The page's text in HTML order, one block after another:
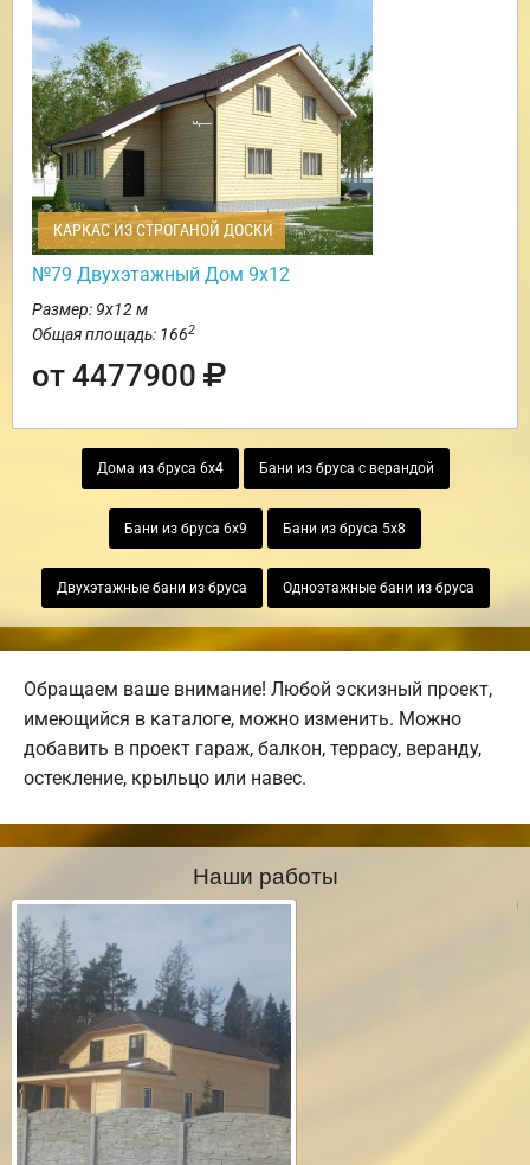
КАРКАС ИЗ СТРОГАНОЙ ДОСКИ
№79 Двухэтажный Дом 9х12
Размер: 9х12 м
Общая площадь: 1662
от 4477900
Дома из бруса 6х4 Бани из бруса с верандой
Бани из бруса 6х9 Бани из бруса 5х8
Двухэтажные бани из бруса Одноэтажные бани из бруса
Обращаем ваше внимание! Любой эскизный проект,
имеющийся в каталоге, можно изменить. Можно
добавить в проект гараж, балкон, террасу, веранду,
остекление, крыльцо или навес.
Наши работы